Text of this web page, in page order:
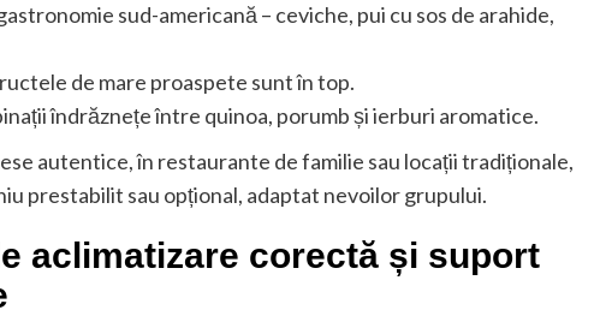
sud-americană – ceviche, pui cu sos de arahide,
de mare proaspete sunt în top.
îndrăznețe între quinoa, porumb și ierburi aromatice.
autentice, în restaurante de familie sau locații tradiționale,
prestabilit sau opțional, adaptat nevoilor grupului.
aclimatizare corectă și suport